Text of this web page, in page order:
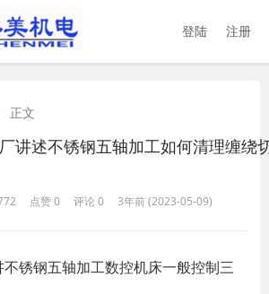
登陆 注册
正文
讲述不锈钢五轴加工如何清理缠绕
点赞 0 评论 0 3年前 (2023-05-09)
锈钢五轴加工数控机床一般控制三